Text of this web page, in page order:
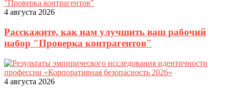
4 августа 2026
Расскажите, как нам улучшить ваш рабочий
набор "Проверка контрагентов"
4 августа 2026